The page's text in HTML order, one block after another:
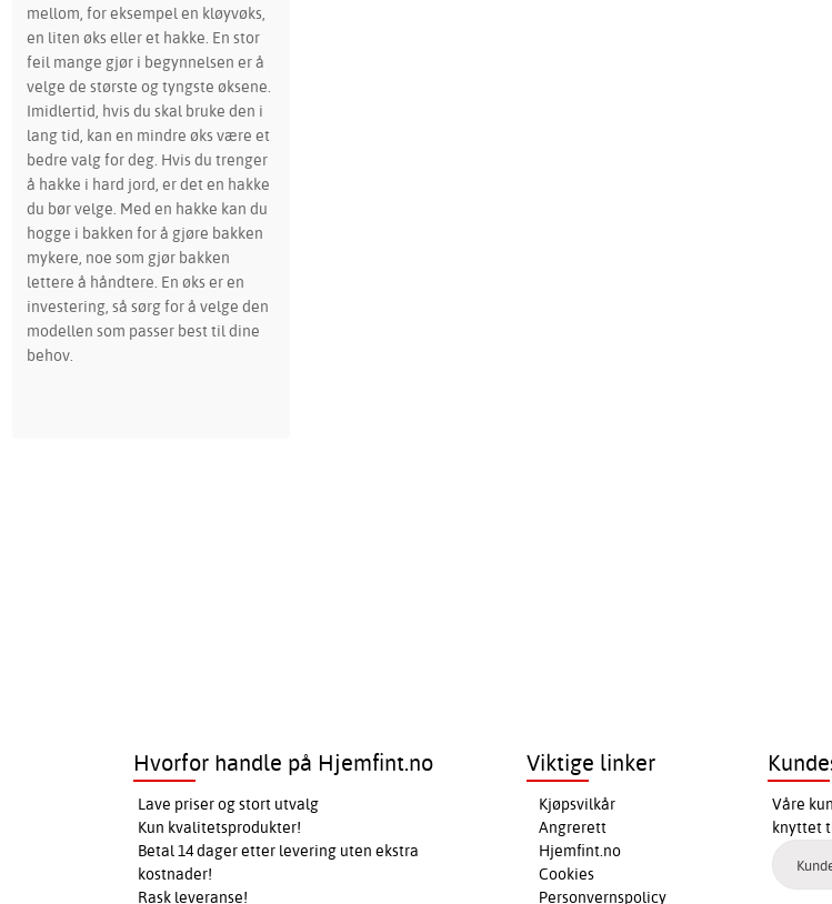
mellom, for eksempel en kløyvøks,
en liten øks eller et hakke. En stor
feil mange gjør i begynnelsen er å
velge de største og tyngste øksene.
Imidlertid, hvis du skal bruke den i
lang tid, kan en mindre øks være et
bedre valg for deg. Hvis du trenger
å hakke i hard jord, er det en hakke
du bør velge. Med en hakke kan du
hogge i bakken for å gjøre bakken
mykere, noe som gjør bakken
lettere å håndtere. En øks er en
investering, så sørg for å velge den
modellen som passer best til dine
behov.
Hvorfor handle på Hjemfint.no
Lave priser og stort utvalg
Kun kvalitetsprodukter!
Betal 14 dager etter levering uten ekstra
kostnader!
Rask leveranse!
Viktige linker
Kjøpsvilkår
Angrerett
Hjemfint.no
Cookies
Personvernspolicy
Våre
knyttet